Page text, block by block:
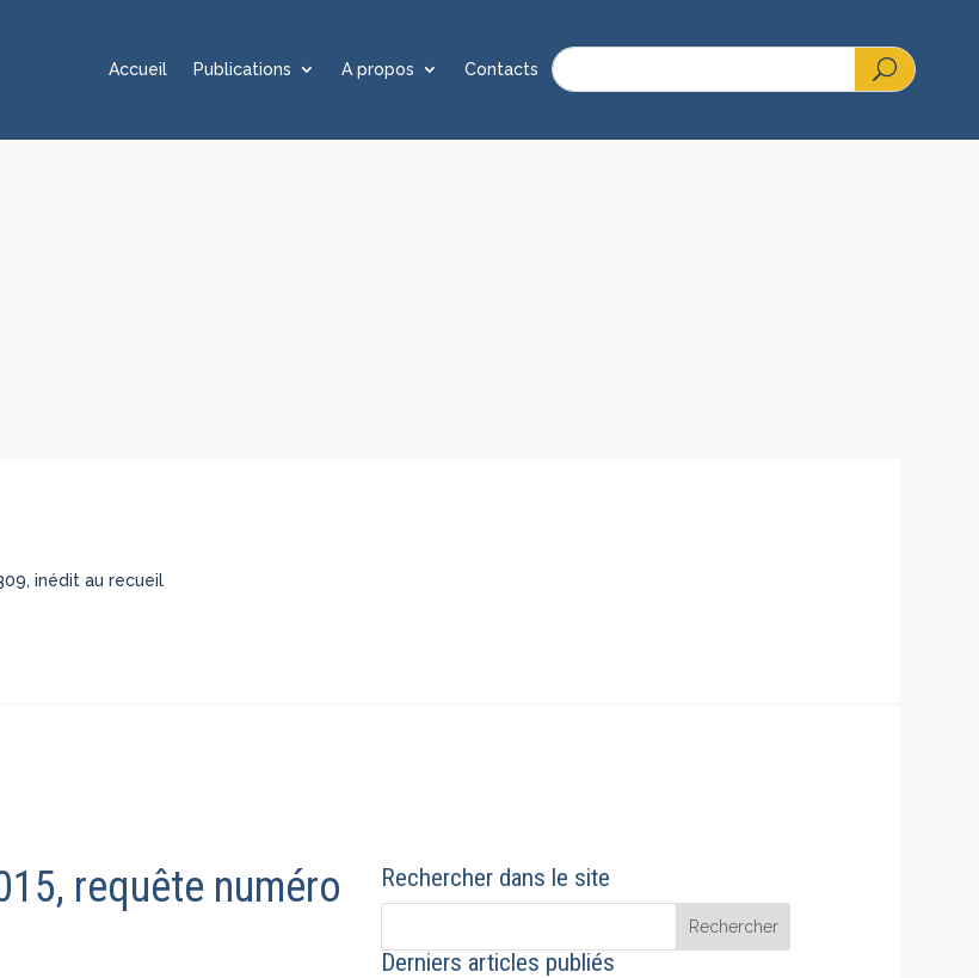
Accueil Publications A propos Contacts
inédit au recueil
requête numéro
Rechercher dans le site
Derniers articles publiés